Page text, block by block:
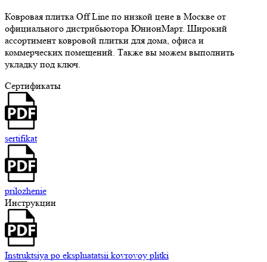
Ковровая плитка Off Line по низкой цене в Москве от
официального дистрибьютора ЮнионМарт. Широкий
ассортимент ковровой плитки для дома, офиса и
коммерческих помещений. Также вы можем выполнить
укладку под ключ.
Сертификаты
sertifikat
prilozhenie
Инструкции
Instruktsiya po ekspluatatsii kovrovoy plitki